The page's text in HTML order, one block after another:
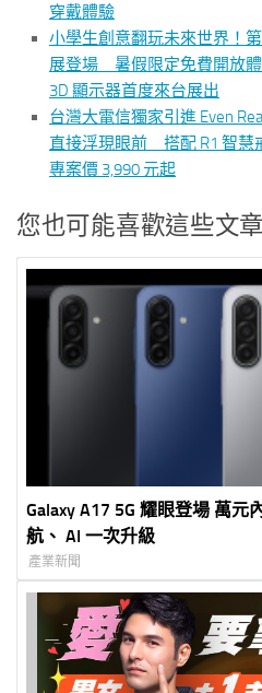
穿戴體驗
小學生創意翻玩未來世界！
展登場 暑假限定免費開放
3D 顯示器首度來台展出
台灣大電信獨家引進 Even
直接浮現眼前 搭配 R1 智
專案價 3,990 元起
您也可能喜歡這些文章
Galaxy A17 5G 耀眼登場 萬
航、 AI 一次升級
產業新聞